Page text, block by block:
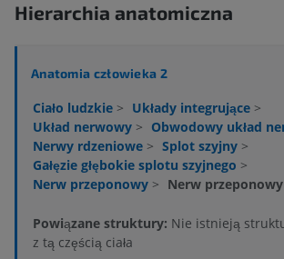
Hierarchia anatomiczna
Anatomia człowieka 2
Ciało ludzkie > Układy integrujące >
Układ nerwowy > Obwodowy układ
Nerwy rdzeniowe > Splot szyjny >
Gałęzie głębokie splotu szyjnego >
Nerw przeponowy > Nerw
Powiązane struktury: Nie istnieją
z tą częścią ciała